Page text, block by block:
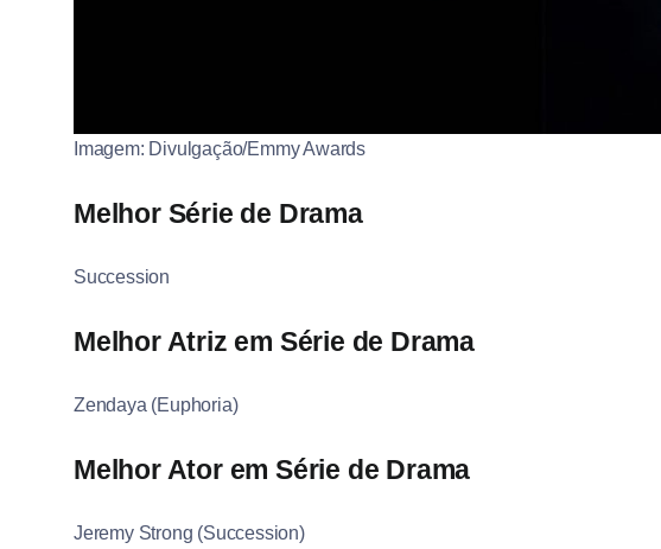
Imagem: Divulgação/Emmy Awards
Melhor Série de Drama
Succession
Melhor Atriz em Série de Drama
Zendaya (Euphoria)
Melhor Ator em Série de Drama
Jeremy Strong (Succession)